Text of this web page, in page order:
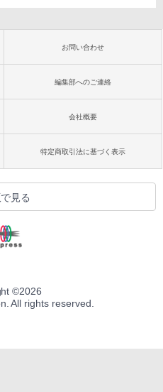
お問い合わせ
編集部へのご連絡
会社概要
特定商取引法に基づく表示
見る
©2026
All rights reserved.